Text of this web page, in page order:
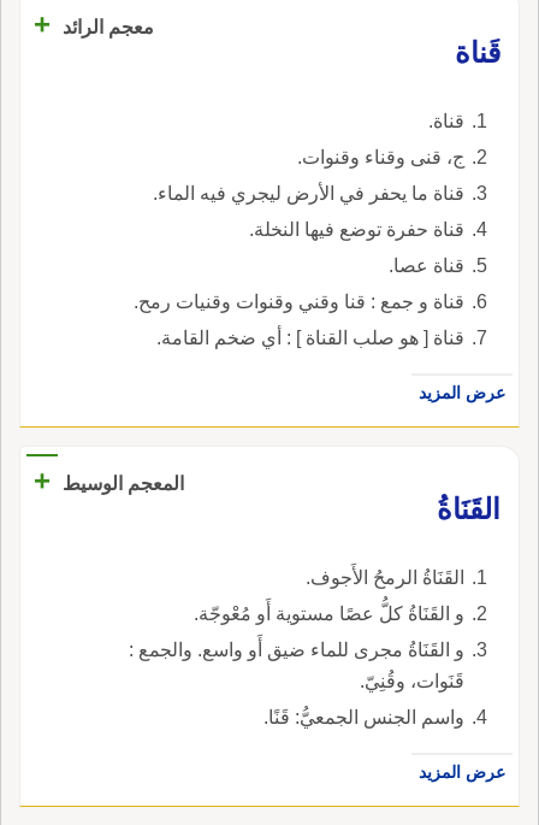
معجم الرائد
+
قَناة
قناة.
ج، قنى وقناء وقنوات.
قناة ما يحفر في الأرض ليجري فيه الماء.
قناة حفرة توضع فيها النخلة.
قناة عصا.
قناة و جمع : قنا وقني وقنوات وقنيات رمح.
قناة [ هو صلب القناة ] : أي ضخم القامة.
عرض المزيد
المعجم الوسيط
+
القَنَاةُ
القَنَاةُ الرمحُ الأَجوف.
و القَنَاةُ كلُّ عصًا مستوية أَو مُعْوجّة.
و القَنَاةُ مجرى للماء ضيق أَو واسع. والجمع :
قَنَوات، وقُنِيّ.
واسم الجنس الجمعيُّ: قَنًا.
عرض المزيد